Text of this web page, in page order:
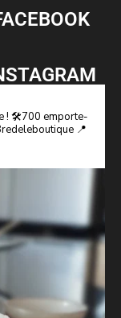
! 🛠️700 emporte-
📍